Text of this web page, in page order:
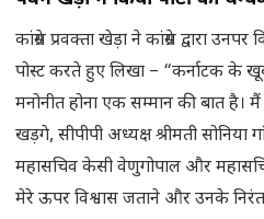
कांग्रेस प्रवक्ता खेड़ा ने कांग्रेस द्वारा
पोस्ट करते हुए लिखा – “कर्नाटक के
मनोनीत होना एक सम्मान की बात है। मैं
खड़गे, सीपीपी अध्यक्ष श्रीमती सोनिया
महासचिव केसी वेणुगोपाल और महासचिव
मेरे ऊपर विश्वास जताने और उनके